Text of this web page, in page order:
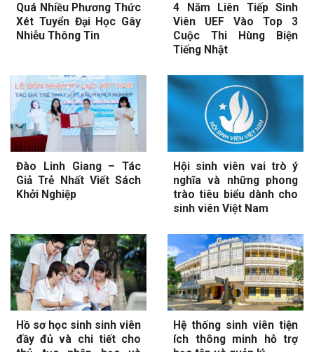
Quá Nhiều Phương Thức
Xét Tuyển Đại Học Gây
Nhiễu Thông Tin
4 Năm Liên Tiếp Sinh
Viên UEF Vào Top 3
Cuộc Thi Hùng Biện
Tiếng Nhật
Đào Linh Giang – Tác
Giả Trẻ Nhất Viết Sách
Khởi Nghiệp
Hội sinh viên vai trò ý
nghĩa và những phong
trào tiêu biểu dành cho
sinh viên Việt Nam
Hồ sơ học sinh sinh viên
đầy đủ và chi tiết cho
Hệ thống sinh viên tiện
ích thông minh hỗ trợ